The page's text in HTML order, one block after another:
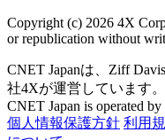
Copyright (c) 2026 4X
or republication without
CNET Japanは、Ziff
社4Xが運営しています。
CNET Japan is operated
個人情報保護方針 利用